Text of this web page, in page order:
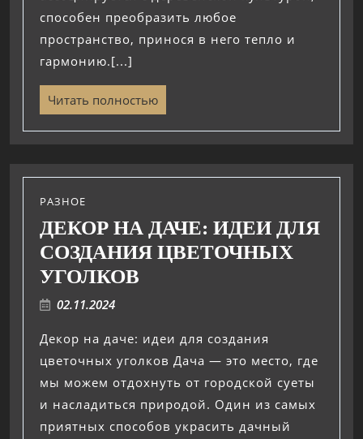
способен преобразить любое
пространство, принося в него тепло и
гармонию.[...]
Читать полностью
РАЗНОЕ
ДЕКОР НА ДАЧЕ: ИДЕИ ДЛЯ
СОЗДАНИЯ ЦВЕТОЧНЫХ
УГОЛКОВ
02.11.2024
Декор на даче: идеи для создания
цветочных уголков Дача — это место, где
мы можем отдохнуть от городской суеты
и насладиться природой. Один из самых
приятных способов украсить дачный